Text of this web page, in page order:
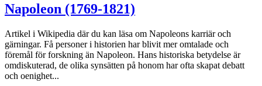
Napoleon (1769-1821)
Artikel i Wikipedia där du kan läsa om Napoleons karriär och
gärningar. Få personer i historien har blivit mer omtalade och
föremål för forskning än Napoleon. Hans historiska betydelse är
omdiskuterad, de olika synsätten på honom har ofta skapat debatt
och oenighet...